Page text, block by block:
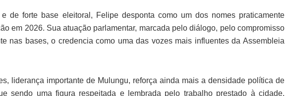
de forte base eleitoral, Felipe desponta como um dos nomes praticamente
em 2026. Sua atuação parlamentar, marcada pelo diálogo, pelo compromisso
nas bases, o credencia como uma das vozes mais influentes da Assembleia
liderança importante de Mulungu, reforça ainda mais a densidade política de
sendo uma figura respeitada e lembrada pelo trabalho prestado à cidade,